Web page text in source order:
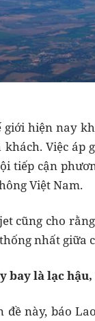
hiện nay
Việc áp
tiếp cận
Việt Nam.
cũng cho
nhất giữa
bay là lạc
đề này, báo